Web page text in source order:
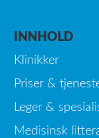
INNHOLD
Klinikker
Priser &
Leger &
Medisinsk